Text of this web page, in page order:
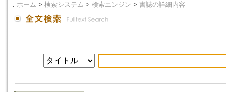
． ホーム > 検索システム > 検索エンジン > 書誌の詳細内容